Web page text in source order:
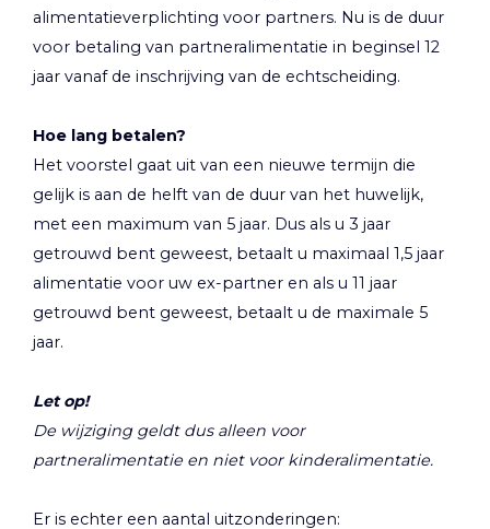
alimentatieverplichting voor partners. Nu is de duur
voor betaling van partneralimentatie in beginsel 12
jaar vanaf de inschrijving van de echtscheiding.
Hoe lang betalen?
Het voorstel gaat uit van een nieuwe termijn die
gelijk is aan de helft van de duur van het huwelijk,
met een maximum van 5 jaar. Dus als u 3 jaar
getrouwd bent geweest, betaalt u maximaal 1,5 jaar
alimentatie voor uw ex-partner en als u 11 jaar
getrouwd bent geweest, betaalt u de maximale 5
jaar.
Let op!
De wijziging geldt dus alleen voor
partneralimentatie en niet voor kinderalimentatie.
Er is echter een aantal uitzonderingen: